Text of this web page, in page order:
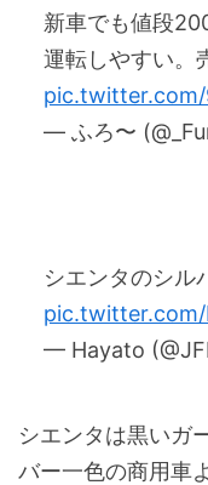
新車でも値段
運転しやすい。
pic.twitter.com/
— ふろ〜
シエンタのシル
pic.twitter.com/
— Hayato
シエンタは黒いガ
バー一色の商用車